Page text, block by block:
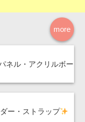
more
ネル・アクリルボー
ー・ストラップ